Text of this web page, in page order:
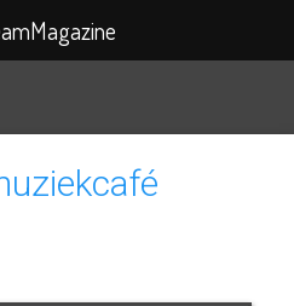
for: